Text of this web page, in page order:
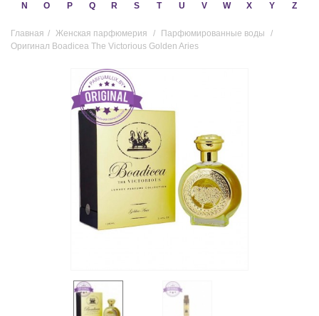
N O P Q R S T U V W X Y Z
Главная / Женская парфюмерия / Парфюмированные воды
/
Оригинал Boadicea The Victorious Golden Aries